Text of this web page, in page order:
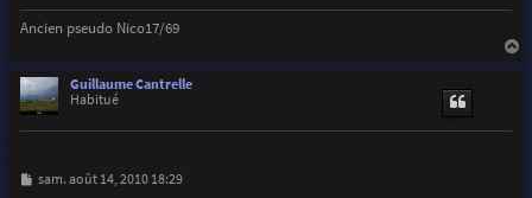
Ancien pseudo Nico17/69
Guillaume Cantrelle
Habitué
M
sam. août 14, 2010 18:29